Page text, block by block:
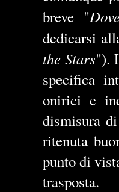
breve "
dedicarsi
the Stars").
specifica
onirici e
dismisura
ritenuta
punto di
trasposta.